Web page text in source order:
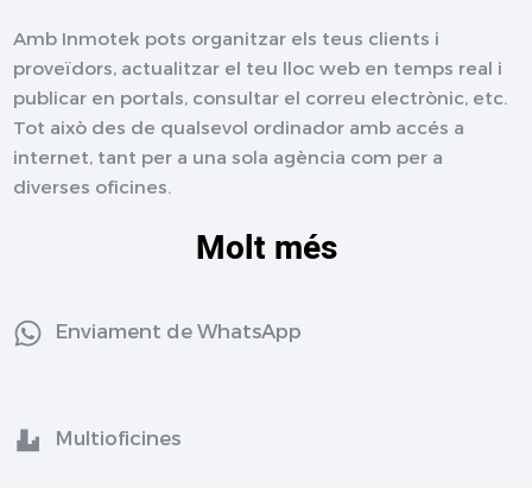
Amb Inmotek pots organitzar els teus clients i
proveïdors, actualitzar el teu lloc web en temps real i
publicar en portals, consultar el correu electrònic, etc.
Tot això des de qualsevol ordinador amb accés a
internet, tant per a una sola agència com per a
diverses oficines.
Molt més
Enviament de WhatsApp
Multioficines